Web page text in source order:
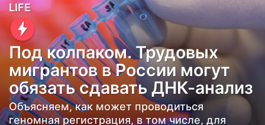
5
л
е
н
а
з
а
LIFE
Под колпаком. Трудовых
мигрантов в России могут
обязать сдавать ДНК-анализ
Объясняем, как может проводиться
геномная регистрация, в том числе, для